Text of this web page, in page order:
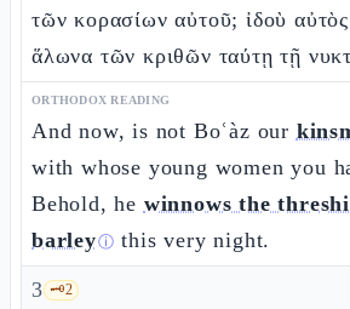
τῶν κορασίων αὐτοῦ; ἰδοὺ
ἅλωνα τῶν κριθῶν ταύτῃ τῇ
ORTHODOX READING
And now, is not Boʿàz our
with whose young women you
Behold, he winnows the
barleyⓘ this very night.
3 🗝️2